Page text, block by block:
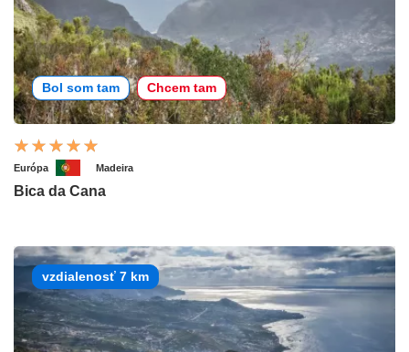
Bol som tam Chcem tam
Európa Madeira
Bica da Cana
vzdialenosť 7 km